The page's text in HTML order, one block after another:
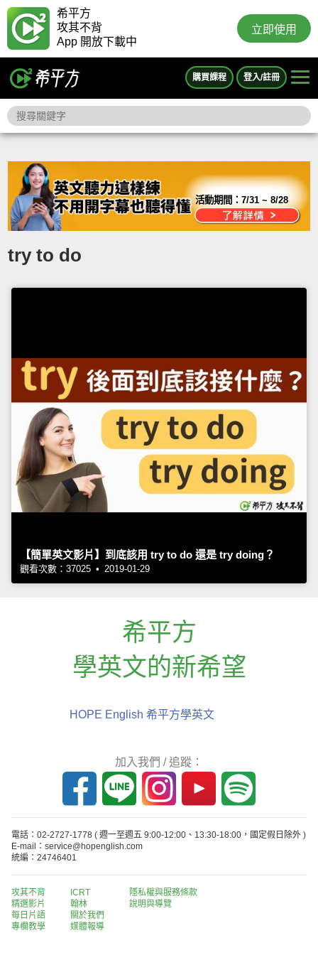
希平方
攻其不背
App 開放下載中
立即使用
購買課程 登入/註冊
活動期間：7/31 ~ 8/28
try to do
【簡單英文影片】到底該用 try to do 還是 try doing？
觀看次數：37025 • 2019-01-29
希平方
學英文的新希望
HOPE English 希平方學英文
加入我們 / 追蹤：
電話：02-2727-1778 ( 週一至週五 9:00-12:00、13:30-18:00，國定假日除外 )
E-mail：service@hopenglish.com
統編：24746401
攻其不背
精選影片
每日片語
專欄教學
ICRT
翰林
關於我們
媒體報導
隱私權與服務條款
說明與導覽